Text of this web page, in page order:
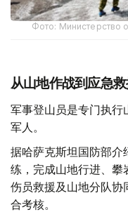
Фото: Министерство
从山地作战到应急
军事登山员是专门执行
军人。
据哈萨克斯坦国防部介
练，完成山地行进、攀
伤员救援及山地分队协
合考核。